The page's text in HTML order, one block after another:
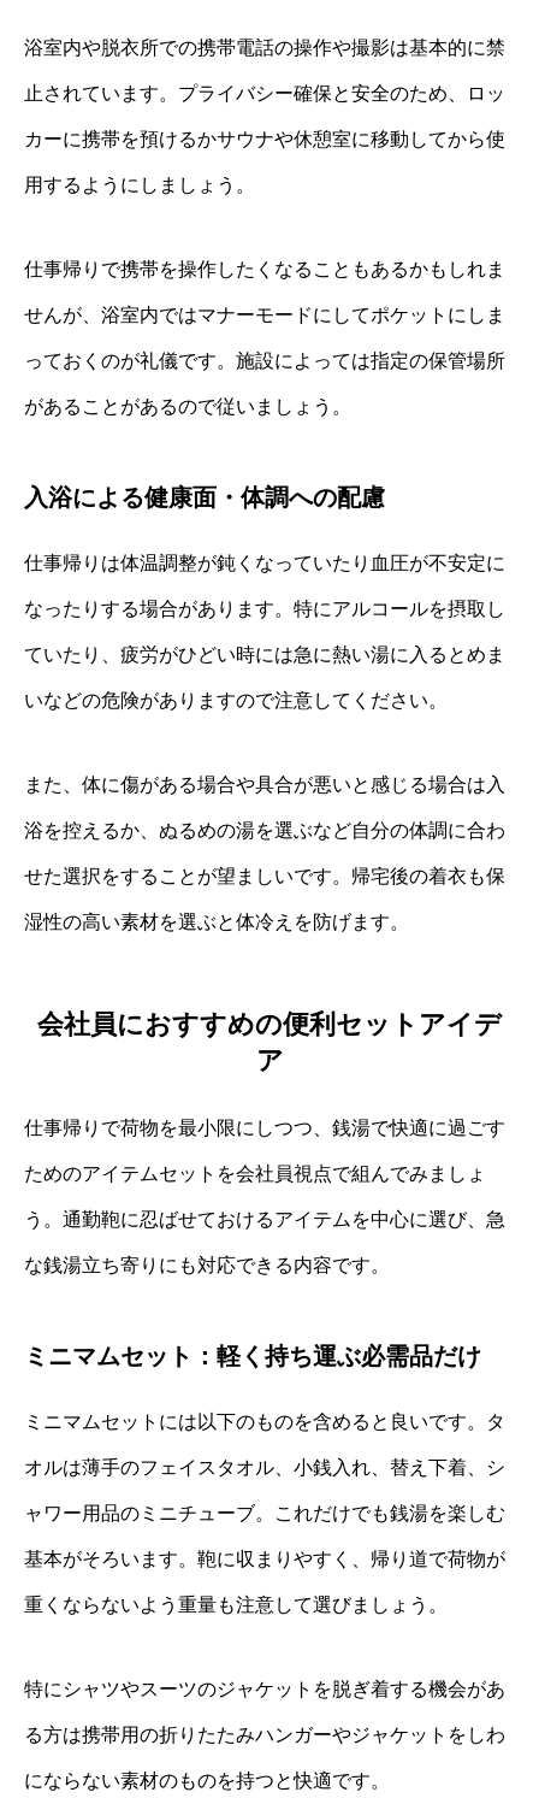
浴室内や脱衣所での携帯電話の操作や撮影は基本的に禁
止されています。プライバシー確保と安全のため、ロッ
カーに携帯を預けるかサウナや休憩室に移動してから使
用するようにしましょう。
仕事帰りで携帯を操作したくなることもあるかもしれま
せんが、浴室内ではマナーモードにしてポケットにしま
っておくのが礼儀です。施設によっては指定の保管場所
があることがあるので従いましょう。
入浴による健康面・体調への配慮
仕事帰りは体温調整が鈍くなっていたり血圧が不安定に
なったりする場合があります。特にアルコールを摂取し
ていたり、疲労がひどい時には急に熱い湯に入るとめま
いなどの危険がありますので注意してください。
また、体に傷がある場合や具合が悪いと感じる場合は入
浴を控えるか、ぬるめの湯を選ぶなど自分の体調に合わ
せた選択をすることが望ましいです。帰宅後の着衣も保
湿性の高い素材を選ぶと体冷えを防げます。
会社員におすすめの便利セットアイデ
ア
仕事帰りで荷物を最小限にしつつ、銭湯で快適に過ごす
ためのアイテムセットを会社員視点で組んでみましょ
う。通勤鞄に忍ばせておけるアイテムを中心に選び、急
な銭湯立ち寄りにも対応できる内容です。
ミニマムセット：軽く持ち運ぶ必需品だけ
ミニマムセットには以下のものを含めると良いです。タ
オルは薄手のフェイスタオル、小銭入れ、替え下着、シ
ャワー用品のミニチューブ。これだけでも銭湯を楽しむ
基本がそろいます。鞄に収まりやすく、帰り道で荷物が
重くならないよう重量も注意して選びましょう。
特にシャツやスーツのジャケットを脱ぎ着する機会があ
る方は携帯用の折りたたみハンガーやジャケットをしわ
にならない素材のものを持つと快適です。